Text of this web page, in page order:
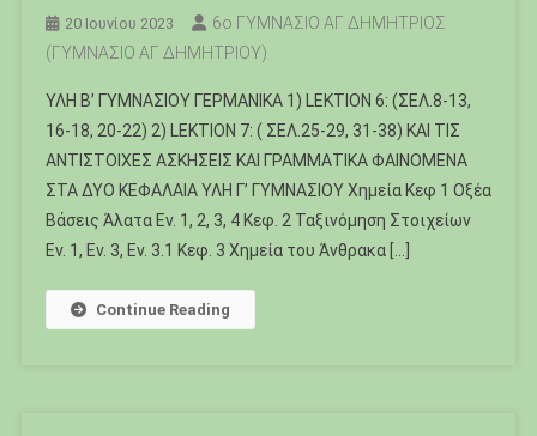
20 Ιουνίου 2023
6ο ΓΥΜΝΑΣΙΟ ΑΓ ΔΗΜΗΤΡΙΟΣ
(ΓΥΜΝΑΣΙΟ ΑΓ ΔΗΜΗΤΡΙΟΥ)
ΥΛΗ Β’ ΓΥΜΝΑΣΙΟΥ ΓΕΡΜΑΝΙΚΑ 1) LEKTION 6: (ΣΕΛ.8-13,
16-18, 20-22) 2) LEKTION 7: ( ΣΕΛ.25-29, 31-38) KAI TIΣ
ΑΝΤΙΣΤΟΙΧΕΣ ΑΣΚΗΣΕΙΣ ΚΑΙ ΓΡΑΜΜΑΤΙΚΑ ΦΑΙΝΟΜΕΝΑ
ΣΤΑ ΔΥΟ ΚΕΦΑΛΑΙΑ ΥΛΗ Γ’ ΓΥΜΝΑΣΙΟΥ Χημεία Κεφ 1 Οξέα
Βάσεις Άλατα Εν. 1, 2, 3, 4 Κεφ. 2 Ταξινόμηση Στοιχείων
Εν. 1, Εν. 3, Εν. 3.1 Κεφ. 3 Χημεία του Άνθρακα […]
Continue Reading